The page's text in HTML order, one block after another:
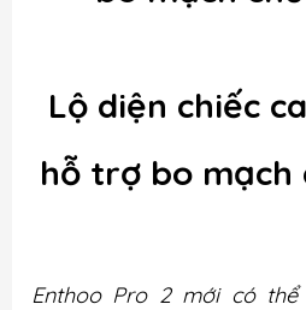
Lộ diện chiếc
hỗ trợ bo mạch
Enthoo Pro 2 mới có